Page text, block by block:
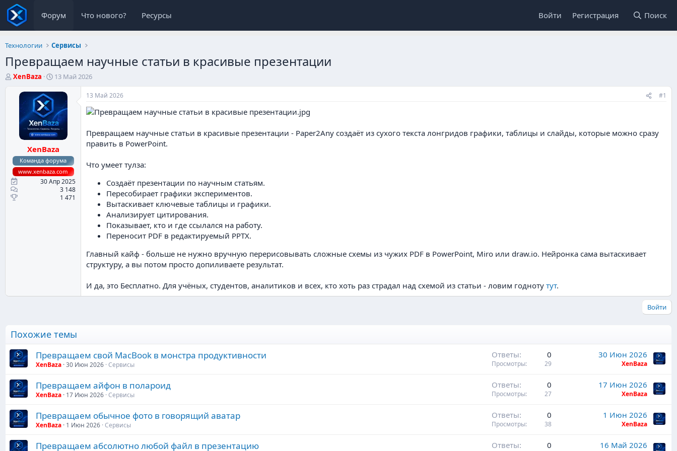
Форум Что нового? Ресурсы Войти Регистрация Поиск
Технологии Сервисы
Превращаем научные статьи в красивые презентации
А
XenBaza
Д
т
н
а
ч
а
л
а
13 Май 2026
XenBaza
Команда форума
www.xenbaza.com
30 Апр 2025
3 148
1 471
13 Май 2026 #1
Превращаем научные статьи в красивые презентации - Paper2Any создаёт из сухого текста лонгридов графики, таблицы и слайды, которые можно сразу
править в PowerPoint.
Что умеет тулза:
Создаёт презентации по научным статьям.
Пересобирает графики экспериментов.
Вытаскивает ключевые таблицы и графики.
Анализирует цитирования.
Показывает, кто и где ссылался на работу.
Переносит PDF в редактируемый PPTX.
Главный кайф - больше не нужно вручную перерисовывать сложные схемы из чужих PDF в PowerPoint, Miro или draw.io. Нейронка сама вытаскивает
структуру, а вы потом просто допиливаете результат.
И да, это Бесплатно. Для учёных, студентов, аналитиков и всех, кто хоть раз страдал над схемой из статьи - ловим годноту тут.
Войти
Похожие темы
Превращаем свой MacBook в монстра продуктивности
XenBaza 30 Июн 2026 Сервисы
Ответы 0
Просмотры 29
30 Июн 2026
XenBaza
Превращаем айфон в полароид
XenBaza 17 Июн 2026 Сервисы
Ответы 0
Просмотры 27
17 Июн 2026
XenBaza
Превращаем обычное фото в говорящий аватар
XenBaza 1 Июн 2026 Сервисы
Ответы 0
Просмотры 38
1 Июн 2026
XenBaza
Превращаем абсолютно любой файл в презентацию Ответы 0 16 Май 2026